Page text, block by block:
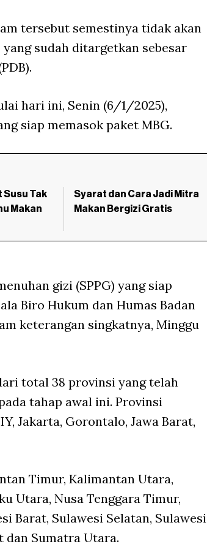
tersebut semestinya tidak akan
sudah ditargetkan sebesar
hari ini, Senin (6/1/2025),
siap memasok paket MBG.
Susu Tak
Makan
Syarat dan Cara Jadi Mitra
Makan Bergizi Gratis
gizi (SPPG) yang siap
Biro Hukum dan Humas Badan
keterangan singkatnya, Minggu
total 38 provinsi yang telah
tahap awal ini. Provinsi
Jakarta, Gorontalo, Jawa Barat,
Timur, Kalimantan Utara,
Utara, Nusa Tenggara Timur,
Barat, Sulawesi Selatan, Sulawesi
dan Sumatra Utara.